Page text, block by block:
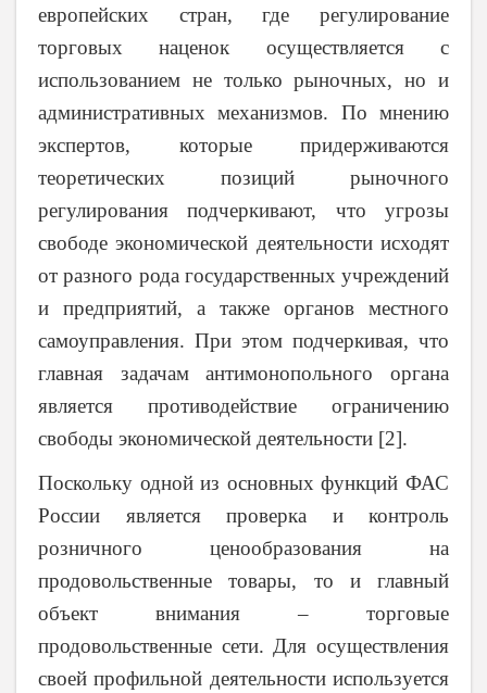
европейских стран, где регулирование
торговых наценок осуществляется с
использованием не только рыночных, но и
административных механизмов. По мнению
экспертов, которые придерживаются
теоретических позиций рыночного
регулирования подчеркивают, что угрозы
свободе экономической деятельности исходят
от разного рода государственных учреждений
и предприятий, а также органов местного
самоуправления. При этом подчеркивая, что
главная задачам антимонопольного органа
является противодействие ограничению
свободы экономической деятельности [2].
Поскольку одной из основных функций ФАС
России является проверка и контроль
розничного ценообразования на
продовольственные товары, то и главный
объект внимания – торговые
продовольственные сети. Для осуществления
своей профильной деятельности используется